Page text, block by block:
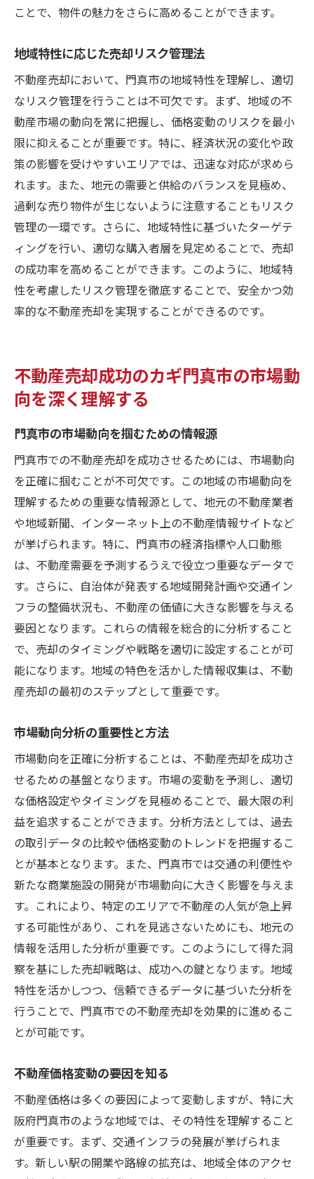
ことで、物件の魅力をさらに高めることができます。
地域特性に応じた売却リスク管理法
不動産売却において、門真市の地域特性を理解し、適切
なリスク管理を行うことは不可欠です。まず、地域の不
動産市場の動向を常に把握し、価格変動のリスクを最小
限に抑えることが重要です。特に、経済状況の変化や政
策の影響を受けやすいエリアでは、迅速な対応が求めら
れます。また、地元の需要と供給のバランスを見極め、
過剰な売り物件が生じないように注意することもリスク
管理の一環です。さらに、地域特性に基づいたターゲテ
ィングを行い、適切な購入者層を見定めることで、売却
の成功率を高めることができます。このように、地域特
性を考慮したリスク管理を徹底することで、安全かつ効
率的な不動産売却を実現することができるのです。
不動産売却成功のカギ門真市の市場動
向を深く理解する
門真市の市場動向を掴むための情報源
門真市での不動産売却を成功させるためには、市場動向
を正確に掴むことが不可欠です。この地域の市場動向を
理解するための重要な情報源として、地元の不動産業者
や地域新聞、インターネット上の不動産情報サイトなど
が挙げられます。特に、門真市の経済指標や人口動態
は、不動産需要を予測するうえで役立つ重要なデータで
す。さらに、自治体が発表する地域開発計画や交通イン
フラの整備状況も、不動産の価値に大きな影響を与える
要因となります。これらの情報を総合的に分析すること
で、売却のタイミングや戦略を適切に設定することが可
能になります。地域の特色を活かした情報収集は、不動
産売却の最初のステップとして重要です。
市場動向分析の重要性と方法
市場動向を正確に分析することは、不動産売却を成功さ
せるための基盤となります。市場の変動を予測し、適切
な価格設定やタイミングを見極めることで、最大限の利
益を追求することができます。分析方法としては、過去
の取引データの比較や価格変動のトレンドを把握するこ
とが基本となります。また、門真市では交通の利便性や
新たな商業施設の開発が市場動向に大きく影響を与えま
す。これにより、特定のエリアで不動産の人気が急上昇
する可能性があり、これを見逃さないためにも、地元の
情報を活用した分析が重要です。このようにして得た洞
察を基にした売却戦略は、成功への鍵となります。地域
特性を活かしつつ、信頼できるデータに基づいた分析を
行うことで、門真市での不動産売却を効果的に進めるこ
とが可能です。
不動産価格変動の要因を知る
不動産価格は多くの要因によって変動しますが、特に大
阪府門真市のような地域では、その特性を理解すること
が重要です。まず、交通インフラの発展が挙げられま
す。新しい駅の開業や路線の拡充は、地域全体のアクセ